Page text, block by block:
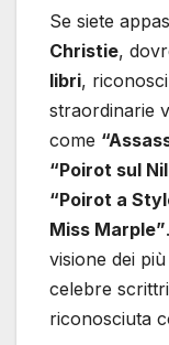
Se siete
Christie,
libri,
straordinarie
come
“Poirot sul
“Poirot a
Miss Marple”
visione dei
celebre
riconosciuta